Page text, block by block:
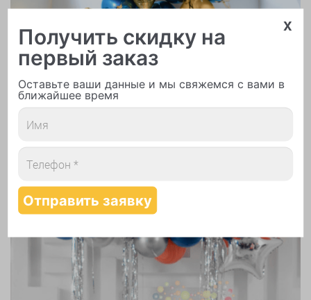
Надутие шаров гелием
x
Получить скидку на
первый заказ
Оставьте ваши данные и мы свяжемся с вами в
ближайшее время